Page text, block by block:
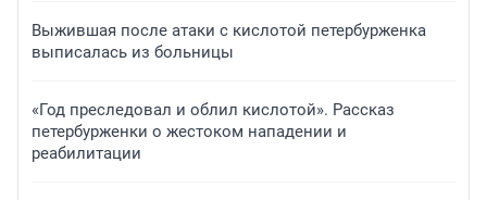
Выжившая после атаки с кислотой петербурженка
выписалась из больницы
«Год преследовал и облил кислотой». Рассказ
петербурженки о жестоком нападении и
реабилитации